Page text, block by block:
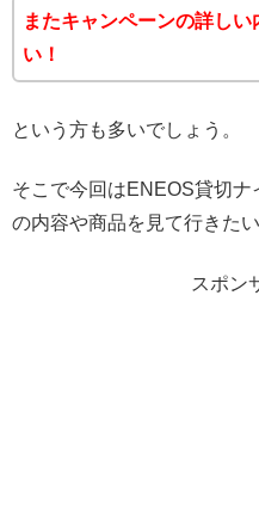
またキャンペーンの詳し
い！
という方も多いでしょう。
そこで今回はENEOS貸切
の内容や商品を見て行きたい
スポン